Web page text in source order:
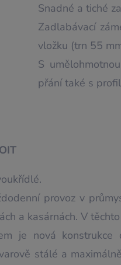
Snadné a tiché
Zadlabávací
vložku (trn 55
S
přání také s
provoz v
a kasárnách. V
je nová konstrukce
stálé a